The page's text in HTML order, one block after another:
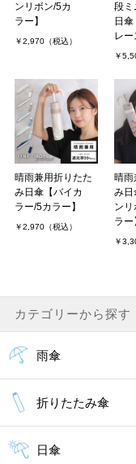
ンリボン/5カ
ラー】
￥2,970（税込）
段ミ
日
レー
￥
晴雨兼用折りたた
み日傘【バイカ
ラー/5カラー】
￥2,970（税込）
晴雨
み日
ンリ
ラー
￥
カテゴリーから探す
雨傘
折りたたみ傘
日傘